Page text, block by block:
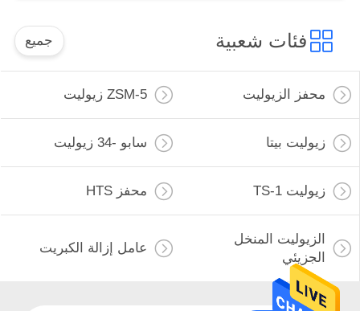
فئات شعبية جميع
محفز الزيوليت ZSM-5 زيوليت
زيوليت بيتا سابو -34 زيوليت
زيوليت TS-1 محفز HTS
الزيوليت المنخل
الجزيئي
عامل إزالة الكبريت